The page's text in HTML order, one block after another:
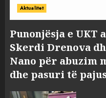
Aktualitet
Punonjësja e
Skerdi Drenova
Nano për abuzim
dhe pasuri të